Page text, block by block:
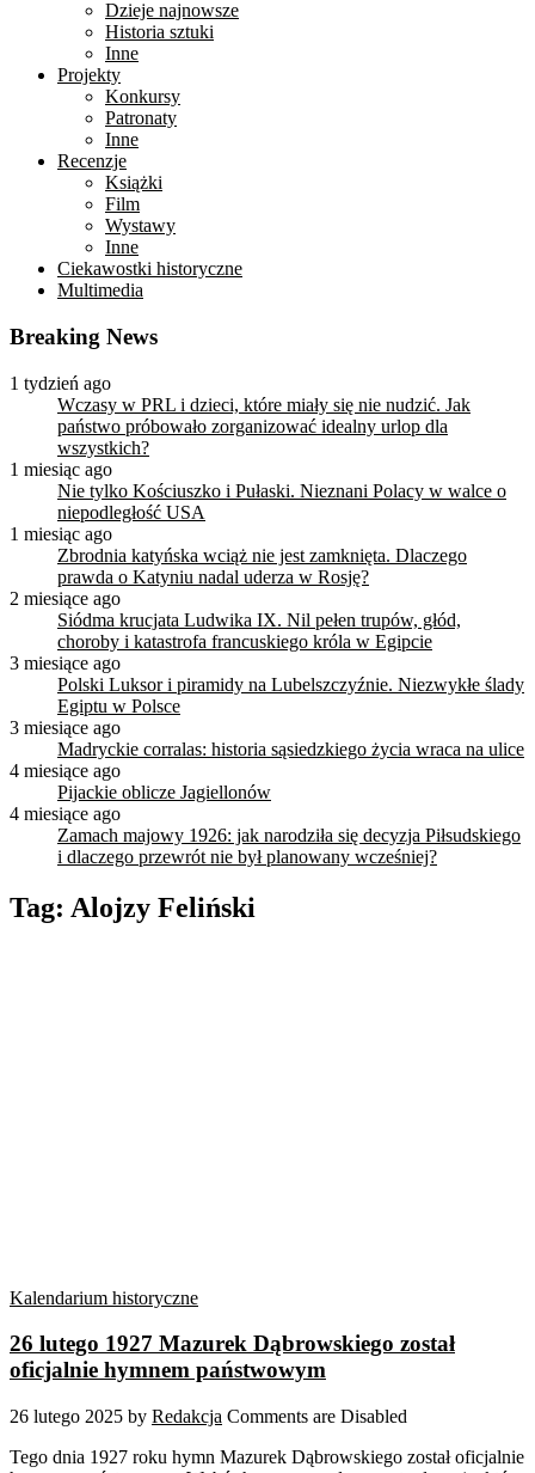
Dzieje najnowsze
Historia sztuki
Inne
Projekty
Konkursy
Patronaty
Inne
Recenzje
Książki
Film
Wystawy
Inne
Ciekawostki historyczne
Multimedia
Breaking News
1 tydzień ago
Wczasy w PRL i dzieci, które miały się nie nudzić. Jak
państwo próbowało zorganizować idealny urlop dla
wszystkich?
1 miesiąc ago
Nie tylko Kościuszko i Pułaski. Nieznani Polacy w walce o
niepodległość USA
1 miesiąc ago
Zbrodnia katyńska wciąż nie jest zamknięta. Dlaczego
prawda o Katyniu nadal uderza w Rosję?
2 miesiące ago
Siódma krucjata Ludwika IX. Nil pełen trupów, głód,
choroby i katastrofa francuskiego króla w Egipcie
3 miesiące ago
Polski Luksor i piramidy na Lubelszczyźnie. Niezwykłe ślady
Egiptu w Polsce
3 miesiące ago
Madryckie corralas: historia sąsiedzkiego życia wraca na ulice
4 miesiące ago
Pijackie oblicze Jagiellonów
4 miesiące ago
Zamach majowy 1926: jak narodziła się decyzja Piłsudskiego
i dlaczego przewrót nie był planowany wcześniej?
Tag: Alojzy Feliński
Kalendarium historyczne
26 lutego 1927 Mazurek Dąbrowskiego został
oficjalnie hymnem państwowym
26 lutego 2025 by Redakcja Comments are Disabled
Tego dnia 1927 roku hymn Mazurek Dąbrowskiego został oficjalnie